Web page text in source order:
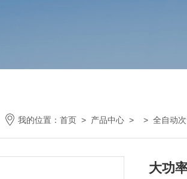
我的位置： 首页 > 产品中心 > > 全自动
大功